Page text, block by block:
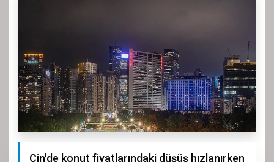
Çin'de konut fiyatlarındaki düşüş hızlanırken